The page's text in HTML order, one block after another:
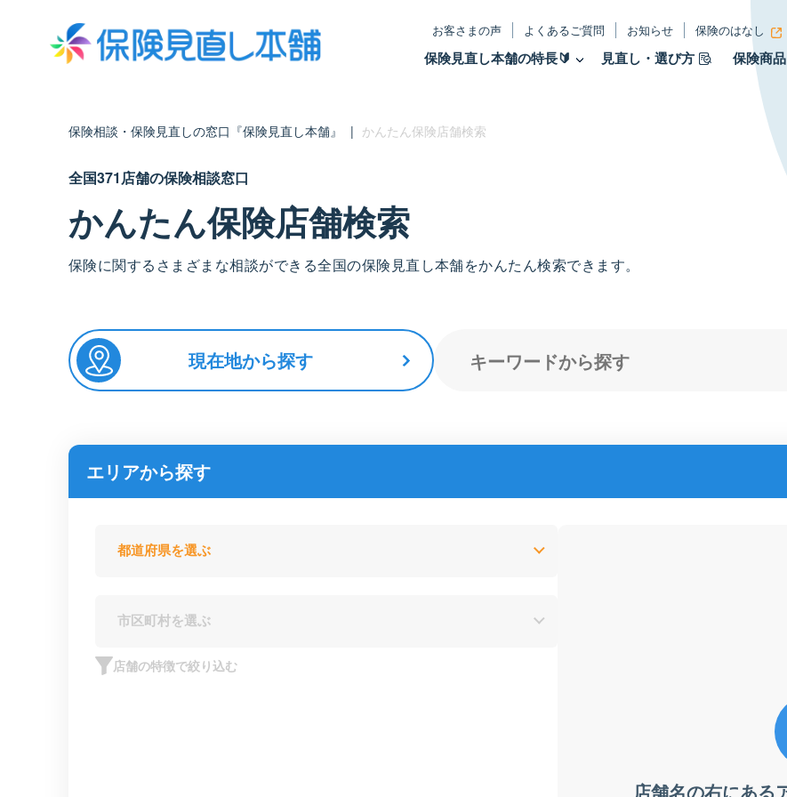
お客さまの声 よくあるご質問 お知らせ 保険のはなし
保険見直し本舗の特長🔰 見直し・選び方 保険商品
保険相談・保険見直しの窓口『保険見直し本舗』 | かんたん保険店舗検索
全国371店舗の保険相談窓口
かんたん保険店舗検索
保険に関するさまざまな相談ができる全国の保険見直し本舗をかんたん検索できます。
現在地から探す
エリアから探す
店舗の特徴で絞り込む